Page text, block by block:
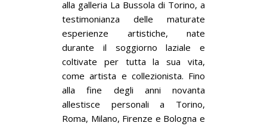
alla galleria La Bussola di Torino, a
testimonianza delle maturate
esperienze artistiche, nate
durante il soggiorno laziale e
coltivate per tutta la sua vita,
come artista e collezionista. Fino
alla fine degli anni novanta
allestisce personali a Torino,
Roma, Milano, Firenze e Bologna e